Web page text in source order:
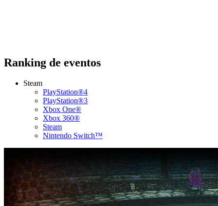
Ranking de eventos
Steam
PlayStation®4
PlayStation®3
Xbox One®
Xbox 360®
Steam
Nintendo Switch™